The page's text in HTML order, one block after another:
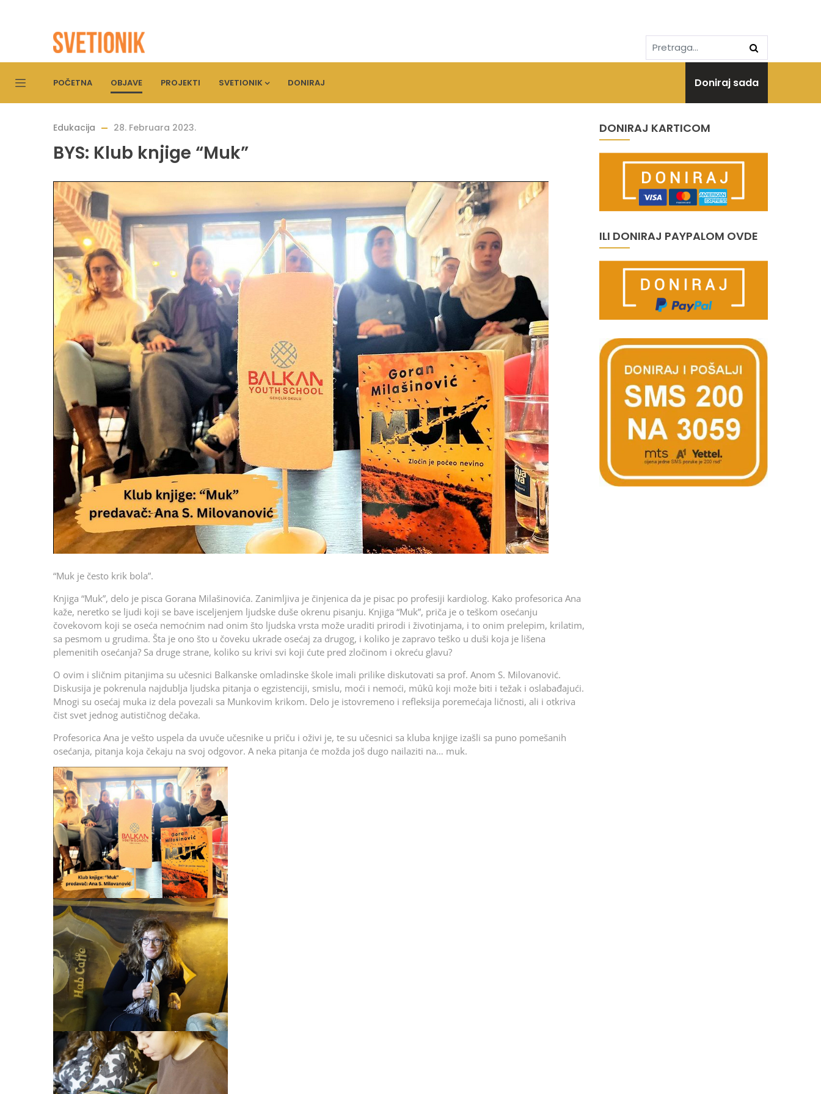
POČETNA OBJAVE PROJEKTI SVETIONIK DONIRAJ Doniraj sada
Edukacija 28. Februara 2023.
BYS: Klub knjige “Muk”
“Muk je često krik bola”.
Knjiga “Muk”, delo je pisca Gorana Milašinovića. Zanimljiva je činjenica da je pisac po profesiji kardiolog. Kako profesorica Ana
kaže, neretko se ljudi koji se bave isceljenjem ljudske duše okrenu pisanju. Knjiga “Muk”, priča je o teškom osećanju
čovekovom koji se oseća nemoćnim nad onim što ljudska vrsta može uraditi prirodi i životinjama, i to onim prelepim, krilatim,
sa pesmom u grudima. Šta je ono što u čoveku ukrade osećaj za drugog, i koliko je zapravo teško u duši koja je lišena
plemenitih osećanja? Sa druge strane, koliko su krivi svi koji ćute pred zločinom i okreću glavu?
O ovim i sličnim pitanjima su učesnici Balkanske omladinske škole imali prilike diskutovati sa prof. Anom S. Milovanović.
Diskusija je pokrenula najdublja ljudska pitanja o egzistenciji, smislu, moći i nemoći, mûkû koji može biti i težak i oslabađajući.
Mnogi su osećaj muka iz dela povezali sa Munkovim krikom. Delo je istovremeno i refleksija poremećaja ličnosti, ali i otkriva
čist svet jednog autističnog dečaka.
Profesorica Ana je vešto uspela da uvuče učesnike u priču i oživi je, te su učesnici sa kluba knjige izašli sa puno pomešanih
osećanja, pitanja koja čekaju na svoj odgovor. A neka pitanja će možda još dugo nailaziti na… muk.
DONIRAJ KARTICOM
ILI DONIRAJ PAYPALOM OVDE